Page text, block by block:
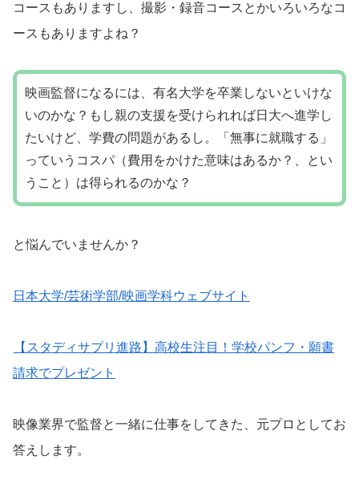
コースもありますし、撮影・録音コースとかいろいろなコ
ースもありますよね？
映画監督になるには、有名大学を卒業しないといけな
いのかな？もし親の支援を受けられれば日大へ進学し
たいけど、学費の問題があるし。「無事に就職する」
っていうコスパ（費用をかけた意味はあるか？、とい
うこと）は得られるのかな？
と悩んでいませんか？
日本大学/芸術学部/映画学科ウェブサイト
【スタディサプリ進路】高校生注目！学校パンフ・願書
請求でプレゼント
映像業界で監督と一緒に仕事をしてきた、元プロとしてお
答えします。